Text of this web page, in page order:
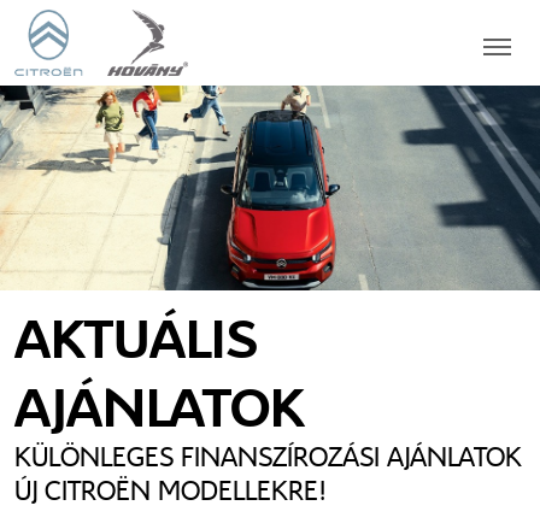
AKTUÁLIS
AJÁNLATOK
KÜLÖNLEGES FINANSZÍROZÁSI AJÁNLATOK
ÚJ CITROËN MODELLEKRE!